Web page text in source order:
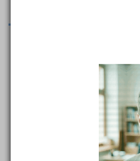
spotřebu
Cílem seminární práce
vliv výše úrokových